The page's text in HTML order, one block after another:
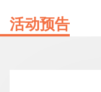
活动预告